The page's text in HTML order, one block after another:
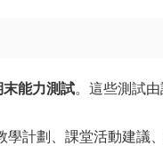
能力測試。這些測試
學計劃、課堂活動建議